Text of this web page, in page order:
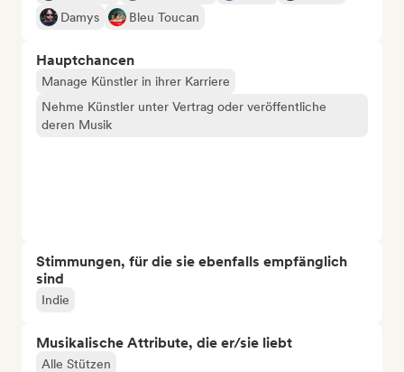
Damys
Bleu Toucan
Hauptchancen
Manage Künstler in ihrer Karriere
Nehme Künstler unter Vertrag oder veröffentliche
deren Musik
Stimmungen, für die sie ebenfalls empfänglich
sind
Indie
Musikalische Attribute, die er/sie liebt
Alle Stützen